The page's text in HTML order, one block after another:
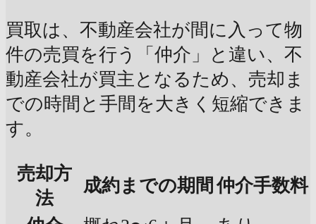
買取は、不動産会社が間に入って物
件の売買を行う「仲介」と違い、不
動産会社が買主となるため、売却ま
での時間と手間を大きく短縮できま
す。
売却方
法
成約までの期間 仲介手数料